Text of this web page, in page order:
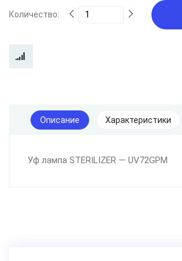
Количество:
Описание Характеристики
Уф лампа STERILIZER — UV72GPM